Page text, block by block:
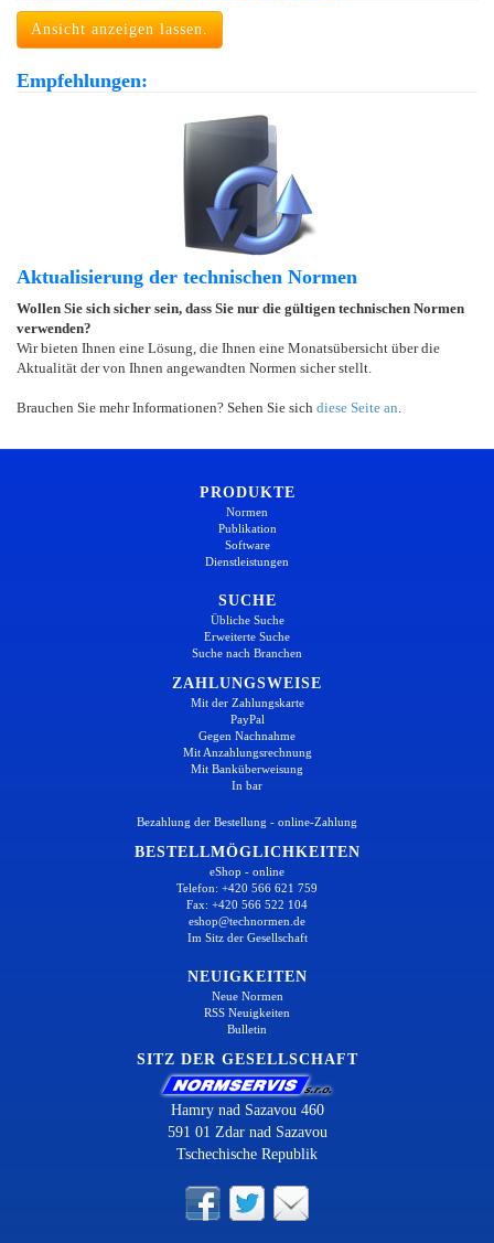
Ansicht anzeigen lassen.
Empfehlungen:
Aktualisierung der technischen Normen
Wollen Sie sich sicher sein, dass Sie nur die gültigen technischen Normen
verwenden?
Wir bieten Ihnen eine Lösung, die Ihnen eine Monatsübersicht über die
Aktualität der von Ihnen angewandten Normen sicher stellt.
Brauchen Sie mehr Informationen? Sehen Sie sich diese Seite an
PRODUKTE
Normen
Publikation
Software
Dienstleistungen
SUCHE
Übliche Suche
Erweiterte Suche
Suche nach Branchen
ZAHLUNGSWEISE
Mit der Zahlungskarte
PayPal
Gegen Nachnahme
Mit Anzahlungsrechnung
Mit Banküberweisung
In bar
Bezahlung der Bestellung - online-Zahlung
BESTELLMÖGLICHKEITEN
eShop - online
Telefon: +420 566 621 759
Fax: +420 566 522 104
eshop@technormen.de
Im Sitz der Gesellschaft
NEUIGKEITEN
Neue Normen
RSS Neuigkeiten
Bulletin
SITZ DER GESELLSCHAFT
Hamry nad Sazavou 460
591 01 Zdar nad Sazavou
Tschechische Republik